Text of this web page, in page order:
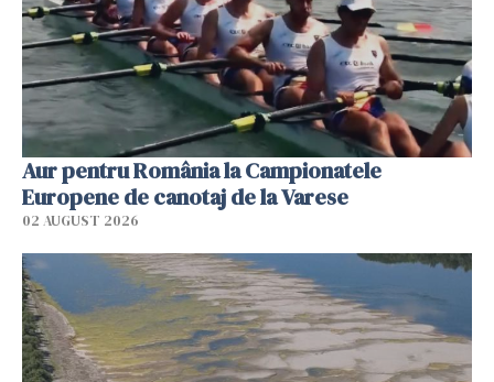
Aur pentru România la Campionatele
Europene de canotaj de la Varese
02 AUGUST 2026